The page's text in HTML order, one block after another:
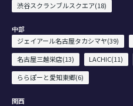
渋谷スクランブルスクエア(18)
中部
ジェイアール名古屋タカシマヤ(39)
名古屋三越栄店(13)
LACHIC(11)
ららぽーと愛知東郷(6)
関西